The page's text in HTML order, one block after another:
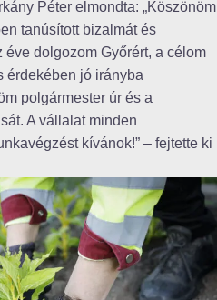
Péter elmondta: „Köszönöm
tanúsított bizalmát és
éve dolgozom Győrért, a célom
érdekében jó irányba
polgármester úr és a
A vállalat minden
kívánok!” – fejtette ki